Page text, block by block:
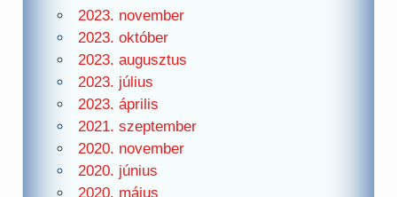
2023. november
2023. október
2023. augusztus
2023. július
2023. április
2021. szeptember
2020. november
2020. június
2020. május